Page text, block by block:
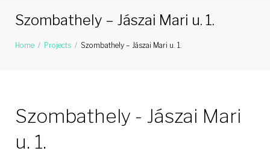
Szombathely – Jászai Mari u. 1.
Home / Projects / Szombathely – Jászai Mari u. 1.
Szombathely - Jászai Mari
u. 1.